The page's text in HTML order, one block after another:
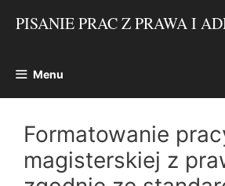
PISANIE PRAC Z PRAWA I
Menu
Formatowanie
magisterskiej z